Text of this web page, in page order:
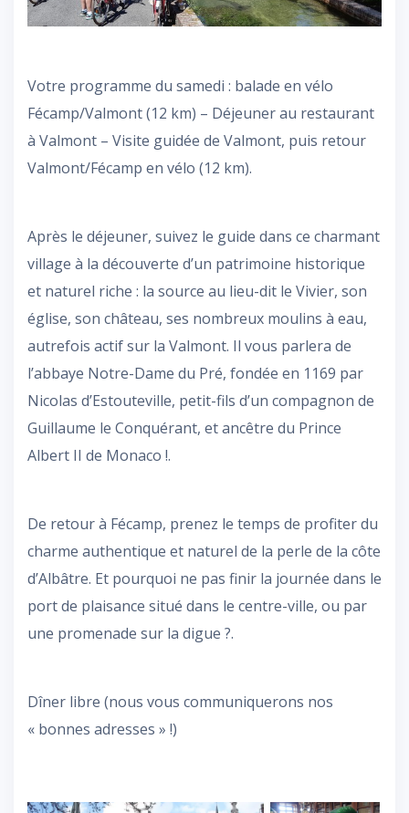
Votre programme du samedi : balade en vélo
Fécamp/Valmont (12 km) – Déjeuner au restaurant
à Valmont – Visite guidée de Valmont, puis retour
Valmont/Fécamp en vélo (12 km).
Après le déjeuner, suivez le guide dans ce charmant
village à la découverte d’un patrimoine historique
et naturel riche : la source au lieu-dit le Vivier, son
église, son château, ses nombreux moulins à eau,
autrefois actif sur la Valmont. Il vous parlera de
l’abbaye Notre-Dame du Pré, fondée en 1169 par
Nicolas d’Estouteville, petit-fils d’un compagnon de
Guillaume le Conquérant, et ancêtre du Prince
Albert II de Monaco !.
De retour à Fécamp, prenez le temps de profiter du
charme authentique et naturel de la perle de la côte
d’Albâtre. Et pourquoi ne pas finir la journée dans le
port de plaisance situé dans le centre-ville, ou par
une promenade sur la digue ?.
Dîner libre (nous vous communiquerons nos
« bonnes adresses » !)